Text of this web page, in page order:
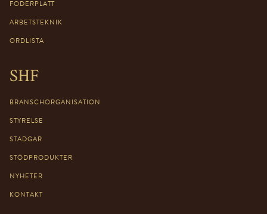
FODERPLATT
ARBETSTEKNIK
ORDLISTA
SHF
BRANSCHORGANISATION
STYRELSE
STADGAR
STÖDPRODUKTER
NYHETER
KONTAKT